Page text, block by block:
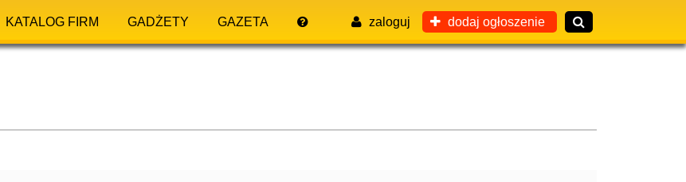
KATALOG FIRM GADŻETY GAZETA zaloguj dodaj ogłoszenie